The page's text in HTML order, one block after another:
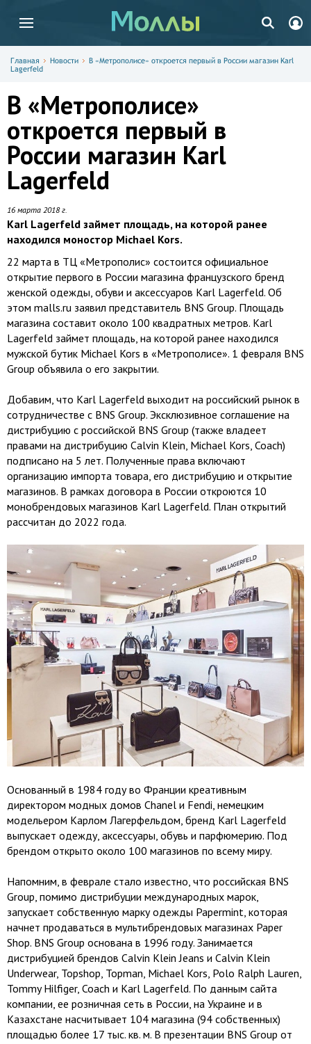
Главная Новости
В «Метрополисе» откроется первый в России магазин Karl
Lagerfeld
В «Метрополисе»
откроется первый в
России магазин Karl
Lagerfeld
16 марта 2018 г.
Karl Lagerfeld займет площадь, на которой ранее
находился моностор Michael Kors.
22 марта в ТЦ «Метрополис» состоится официальное
открытие первого в России магазина французского бренд
женской одежды, обуви и аксессуаров Karl Lagerfeld. Об
этом malls.ru заявил представитель BNS Group. Площадь
магазина составит около 100 квадратных метров. Karl
Lagerfeld займет площадь, на которой ранее находился
мужской бутик Michael Kors в «Метрополисе». 1 февраля BNS
Group объявила о его закрытии.
Добавим, что Karl Lagerfeld выходит на российский рынок в
сотрудничестве с BNS Group. Эксклюзивное соглашение на
дистрибуцию с российской BNS Group (также владеет
правами на дистрибуцию Calvin Klein, Michael Kors, Coach)
подписано на 5 лет. Полученные права включают
организацию импорта товара, его дистрибуцию и открытие
магазинов. В рамках договора в России откроются 10
монобрендовых магазинов Karl Lagerfeld. План открытий
рассчитан до 2022 года.
Основанный в 1984 году во Франции креативным
директором модных домов Chanel и Fendi, немецким
модельером Карлом Лагерфельдом, бренд Karl Lagerfeld
выпускает одежду, аксессуары, обувь и парфюмерию. Под
брендом открыто около 100 магазинов по всему миру.
Напомним, в феврале стало известно, что российская BNS
Group, помимо дистрибуции международных марок,
запускает собственную марку одежды Papermint, которая
начнет продаваться в мультибрендовых магазинах Paper
Shop. BNS Group основана в 1996 году. Занимается
дистрибуцией брендов Calvin Klein Jeans и Calvin Klein
Underwear, Topshop, Topman, Michael Kors, Polo Ralph Lauren,
Tommy Hilfiger, Coach и Karl Lagerfeld. По данным сайта
компании, ее розничная сеть в России, на Украине и в
Казахстане насчитывает 104 магазина (94 собственных)
площадью более 17 тыс. кв. м. В презентации BNS Group от